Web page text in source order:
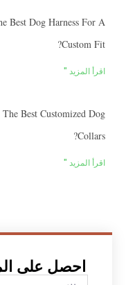
Best Dog Harness For A
Custom Fit?
اقرأ المزيد "
Best Customized Dog
Collars?
اقرأ المزيد "
احصل على